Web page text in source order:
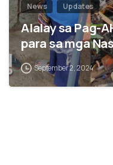
News Updates
Alalay sa Pag-
para sa mga
September 2, 2024